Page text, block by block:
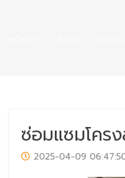
ซ่อมแซมโคร
2025-04-09